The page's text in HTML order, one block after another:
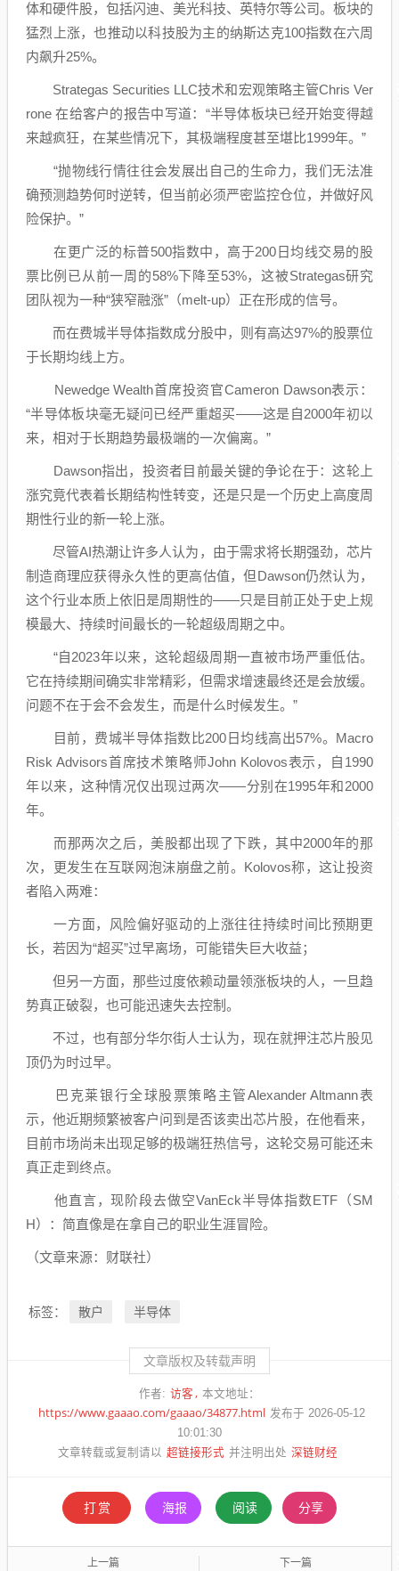
体和硬件股，包括闪迪、 美光科技、 英特尔等公司。板块的
猛烈上涨，也推动以科技股为主的纳斯达克100指数在六周
内飙升25%。
Strategas Securities LLC技术和宏观策略主管Chris Ver
rone 在给客户的报告中写道：“半导体板块已经开始变得越
来越疯狂，在某些情况下，其极端程度甚至堪比1999年。”
“抛物线行情往往会发展出自己的生命力，我们无法准
确预测趋势何时逆转，但当前必须严密监控仓位，并做好风
险保护。”
在更广泛的标普500指数中，高于200日均线交易的股
票比例已从前一周的58%下降至53%，这被Strategas研究
团队视为一种“狭窄融涨”（melt-up）正在形成的信号。
而在费城半导体指数成分股中，则有高达97%的股票位
于长期均线上方。
Newedge Wealth首席投资官Cameron Dawson表示：
“半导体板块毫无疑问已经严重超买——这是自2000年初以
来，相对于长期趋势最极端的一次偏离。”
Dawson指出，投资者目前最关键的争论在于：这轮上
涨究竟代表着长期结构性转变，还是只是一个历史上高度周
期性行业的新一轮上涨。
尽管AI热潮让许多人认为，由于需求将长期强劲，芯片
制造商理应获得永久性的更高估值，但Dawson仍然认为，
这个行业本质上依旧是周期性的——只是目前正处于史上规
模最大、持续时间最长的一轮超级周期之中。
“自2023年以来，这轮超级周期一直被市场严重低估。
它在持续期间确实非常精彩，但需求增速最终还是会放缓。
问题不在于会不会发生，而是什么时候发生。”
目前，费城半导体指数比200日均线高出57%。Macro
Risk Advisors首席技术策略师John Kolovos表示，自1990
年以来，这种情况仅出现过两次——分别在1995年和2000
年。
而那两次之后，美股都出现了下跌，其中2000年的那
次，更发生在互联网泡沫崩盘之前。Kolovos称，这让投资
者陷入两难：
一方面，风险偏好驱动的上涨往往持续时间比预期更
长，若因为“超买”过早离场，可能错失巨大收益；
但另一方面，那些过度依赖动量领涨板块的人，一旦趋
势真正破裂，也可能迅速失去控制。
不过，也有部分华尔街人士认为，现在就押注芯片股见
顶仍为时过早。
巴克莱银行全球股票策略主管Alexander Altmann表
示，他近期频繁被客户问到是否该卖出芯片股，在他看来，
目前市场尚未出现足够的极端狂热信号，这轮交易可能还未
真正走到终点。
他直言，现阶段去做空VanEck半导体指数ETF（SM
H）：简直像是在拿自己的职业生涯冒险。
（文章来源：财联社）
标签： 散户 半导体
文章版权及转载声明
作者: 访客 本文地址：
https://www.gaaao.com/gaaao/34877.html 发布于 2026-05-12
10:01:30
文章转载或复制请以 超链接形式 并注明出处 深链财经
打赏 海报 阅读 分享
上一篇 下一篇